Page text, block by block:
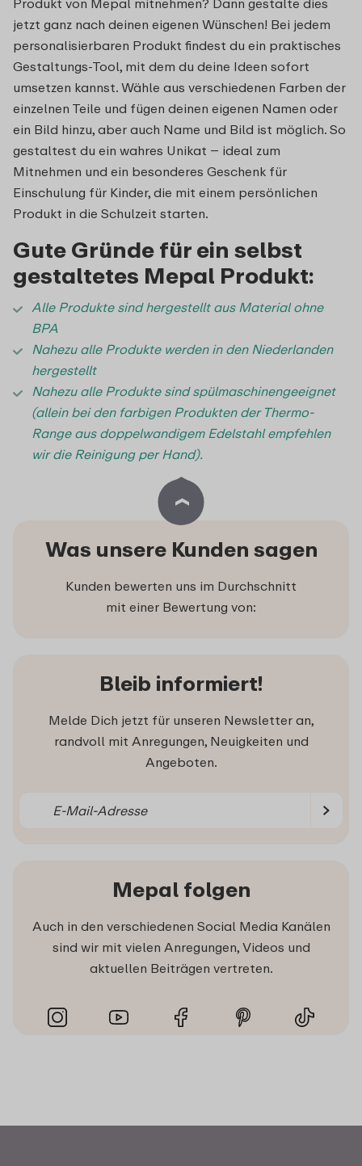
Produkt von Mepal mitnehmen? Dann gestalte dies
jetzt ganz nach deinen eigenen Wünschen! Bei jedem
personalisierbaren Produkt findest du ein praktisches
Gestaltungs-Tool, mit dem du deine Ideen sofort
umsetzen kannst. Wähle aus verschiedenen Farben der
einzelnen Teile und fügen deinen eigenen Namen oder
ein Bild hinzu, aber auch Name und Bild ist möglich. So
gestaltest du ein wahres Unikat – ideal zum
Mitnehmen und ein besonderes Geschenk für
Einschulung für Kinder, die mit einem persönlichen
Produkt in die Schulzeit starten.
Gute Gründe für ein selbst
gestaltetes Mepal Produkt:
Alle Produkte sind hergestellt aus Material ohne
BPA
Nahezu alle Produkte werden in den Niederlanden
hergestellt
Nahezu alle Produkte sind spülmaschinengeeignet
(allein bei den farbigen Produkten der Thermo-
Range aus doppelwandigem Edelstahl empfehlen
wir die Reinigung per Hand).
Was unsere Kunden sagen
Kunden bewerten uns im Durchschnitt
mit einer Bewertung von:
Bleib informiert!
Melde Dich jetzt für unseren Newsletter an,
randvoll mit Anregungen, Neuigkeiten und
Angeboten.
Mepal folgen
Auch in den verschiedenen Social Media Kanälen
sind wir mit vielen Anregungen, Videos und
aktuellen Beiträgen vertreten.